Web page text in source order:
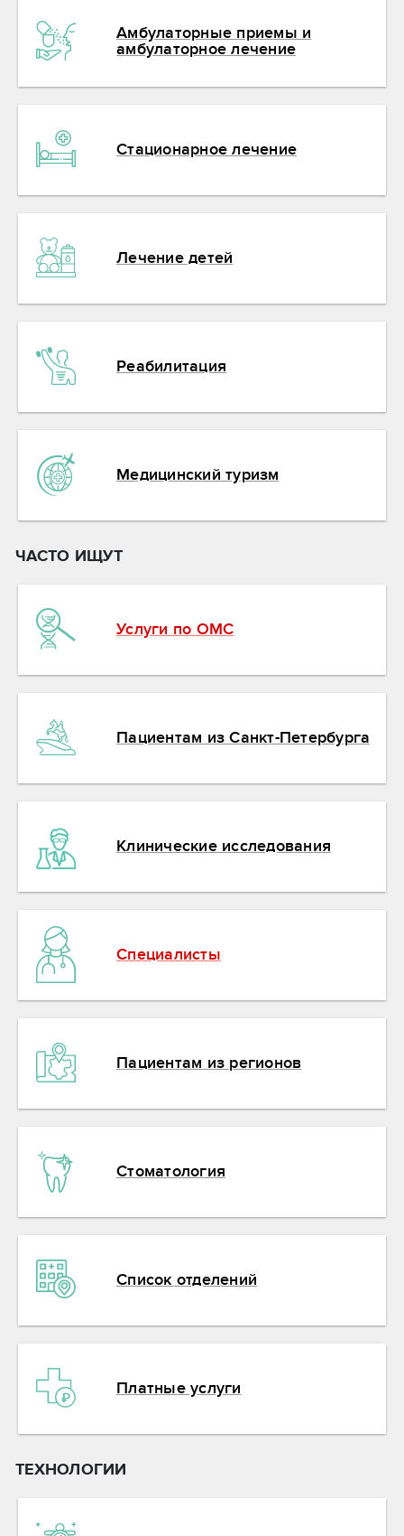
Амбулаторные приемы и
амбулаторное лечение
Стационарное лечение
Лечение детей
Реабилитация
Медицинский туризм
ЧАСТО ИЩУТ
Услуги по ОМС
Пациентам из Санкт-Петербурга
Клинические исследования
Специалисты
Пациентам из регионов
Стоматология
Список отделений
Платные услуги
ТЕХНОЛОГИИ